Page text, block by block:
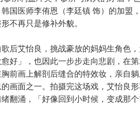
韩国医师李侑恩（李廷镇 饰）的加盟
不再只是修补外貌。
后艾怡良，挑战豪放的妈妈生角色
好」，也因此一步步走向悲剧，在
前画上解剖后缝合的特效妆，亲自
画面之一。拍摄完这场戏，艾怡良
翻涌，「好像回到小时候，变成那